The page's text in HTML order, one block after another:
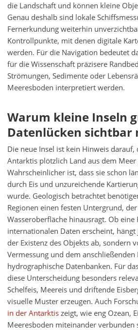
die Landschaft und können kleine
Genau deshalb sind lokale
Fernerkundung weiterhin
Kontrollpunkte, mit denen digitale
werden. Für die Navigation bedeutet
für die Wissenschaft präzisere
Strömungen, Sedimente oder
Meeresboden interpretiert werden.
Warum kleine Inseln
Datenlücken sichtbar
Die neue Insel ist kein Hinweis darauf,
Antarktis plötzlich Land aus dem Meer
Wahrscheinlicher ist, dass sie schon
durch Eis und unzureichende
wurde. Geologisch betrachtet
Regionen einen festen Untergrund,
Wasseroberfläche hinausragt. Ob eine
internationalen Daten erscheint,
der Existenz des Objekts ab, sondern
Vermessung und dem anschließenden
hydrographische Datenbanken. Für
diese Unterscheidung besonders
Schelfeis, Meereis und driftende
visuelle Muster erzeugen. Auch
in der Antarktiszeigt, wie eng Ozean,
Meeresboden miteinander verbunden